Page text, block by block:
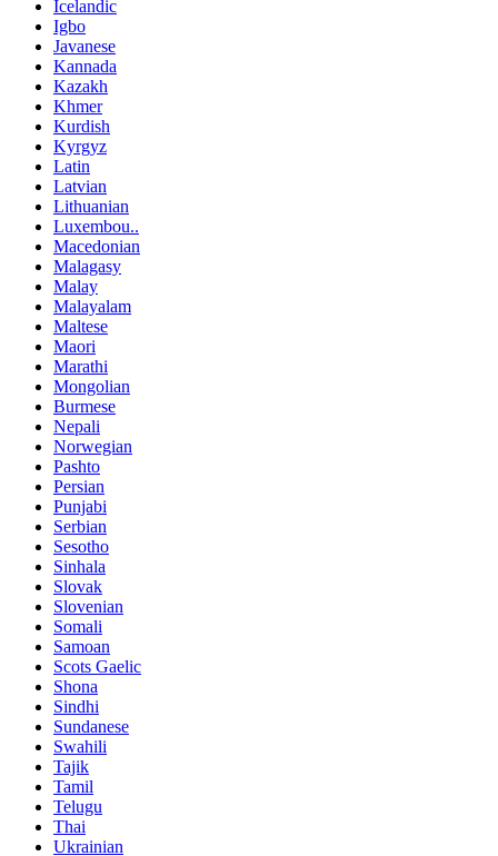
Icelandic
Igbo
Javanese
Kannada
Kazakh
Khmer
Kurdish
Kyrgyz
Latin
Latvian
Lithuanian
Luxembou..
Macedonian
Malagasy
Malay
Malayalam
Maltese
Maori
Marathi
Mongolian
Burmese
Nepali
Norwegian
Pashto
Persian
Punjabi
Serbian
Sesotho
Sinhala
Slovak
Slovenian
Somali
Samoan
Scots Gaelic
Shona
Sindhi
Sundanese
Swahili
Tajik
Tamil
Telugu
Thai
Ukrainian